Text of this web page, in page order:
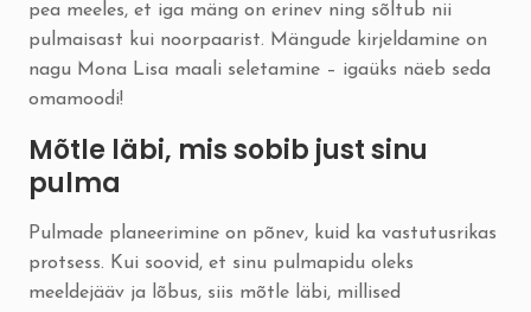
pea meeles, et iga mäng on erinev ning sõltub nii
pulmaisast kui noorpaarist. Mängude kirjeldamine on
nagu Mona Lisa maali seletamine – igaüks näeb seda
omamoodi!
Mõtle läbi, mis sobib just sinu
pulma
Pulmade planeerimine on põnev, kuid ka vastutusrikas
protsess. Kui soovid, et sinu pulmapidu oleks
meeldejääv ja lõbus, siis mõtle läbi, millised